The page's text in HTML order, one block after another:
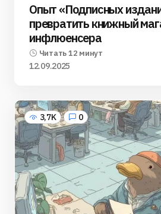
Опыт «Подписных
превратить книжный
инфлюенсера
Читать 12 минут
12.09.2025
3,7K 0